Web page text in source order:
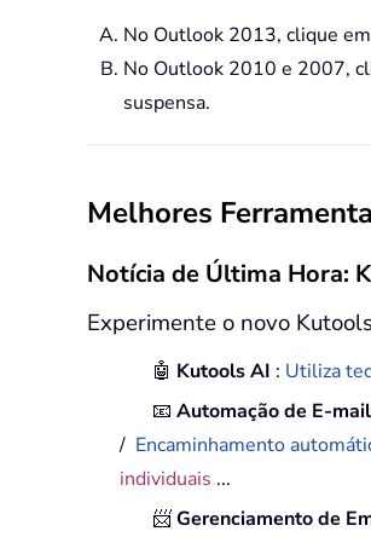
No Outlook 2013, clique
No Outlook 2010 e 2007,
suspensa.
Melhores
Notícia de Última Hora:
Experimente o novo
🤖 Kutools AI : Utiliza
📧Automação de E-mail
/ Encaminhamento
individuais ...
📨Gerenciamento de